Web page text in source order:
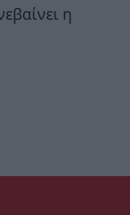
η